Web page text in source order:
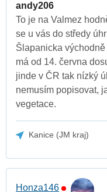
andy206
To je na Valmez
se u vás do středy
Šlapanicka
má od 14. června
jinde v ČR tak nízký
nemusím popisovat,
vegetace.
Kanice (JM kraj)
Honza146